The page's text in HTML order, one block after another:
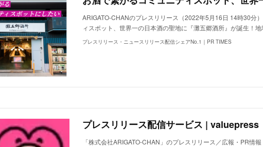
ARIGATO-CHANのプレスリリース（2022年5月16日 14時30分
ィスポット、世界一の日本酒の聖地に『灘五郷酒所』が誕生！
プレスリリース・ニュースリリース配信シェアNo.1｜PR TIMES
プレスリリース配信サービス | valuepress
「株式会社ARIGATO-CHAN」のプレスリリース／広報・PR情